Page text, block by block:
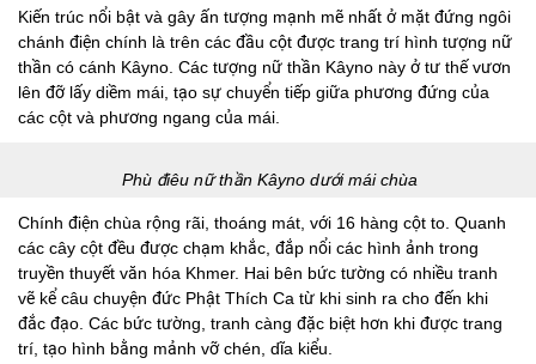
Kiến trúc nổi bật và gây ấn tượng mạnh mẽ nhất ở mặt đứng ngôi
chánh điện chính là trên các đầu cột được trang trí hình tượng nữ
thần có cánh Kâyno. Các tượng nữ thần Kâyno này ở tư thế vươn
lên đỡ lấy diềm mái, tạo sự chuyển tiếp giữa phương đứng của
các cột và phương ngang của mái.
Phù điêu nữ thần Kâyno dưới mái chùa
Chính điện chùa rộng rãi, thoáng mát, với 16 hàng cột to. Quanh
các cây cột đều được chạm khắc, đắp nổi các hình ảnh trong
truyền thuyết văn hóa Khmer. Hai bên bức tường có nhiều tranh
vẽ kể câu chuyện đức Phật Thích Ca từ khi sinh ra cho đến khi
đắc đạo. Các bức tường, tranh càng đặc biệt hơn khi được trang
trí, tạo hình bằng mảnh vỡ chén, dĩa kiểu.